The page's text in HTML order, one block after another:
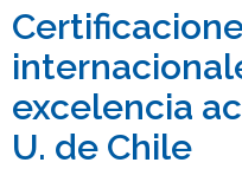
excelencia
U. de Chile